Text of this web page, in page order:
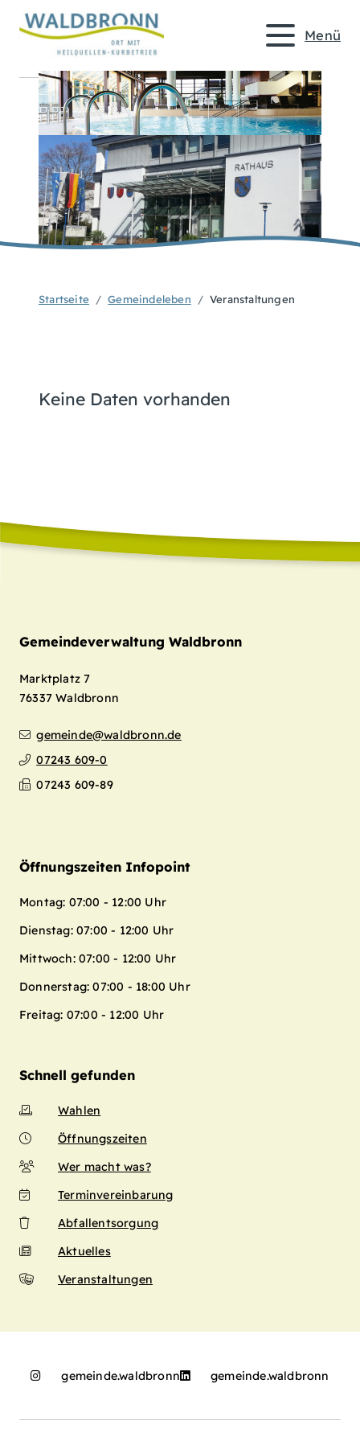
Menü
Startseite Gemeindeleben Veranstaltungen
Keine Daten vorhanden
Gemeindeverwaltung Waldbronn
Marktplatz 7
76337 Waldbronn
gemeinde@waldbronn.de
07243 609-0
07243 609-89
Öffnungszeiten Infopoint
Montag: 07:00 - 12:00 Uhr
Dienstag: 07:00 - 12:00 Uhr
Mittwoch: 07:00 - 12:00 Uhr
Donnerstag: 07:00 - 18:00 Uhr
Freitag: 07:00 - 12:00 Uhr
Schnell gefunden
Wahlen
Öffnungszeiten
Wer macht was?
Terminvereinbarung
Abfallentsorgung
Aktuelles
Veranstaltungen
gemeinde.waldbronn gemeinde.waldbronn